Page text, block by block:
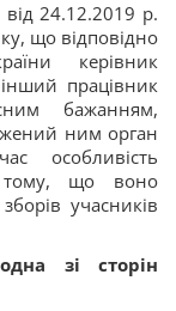
24.12.2019 р.
що відповідно
керівник
працівник
бажанням,
ним орган
особливість
тому, що воно
учасників
зі сторін